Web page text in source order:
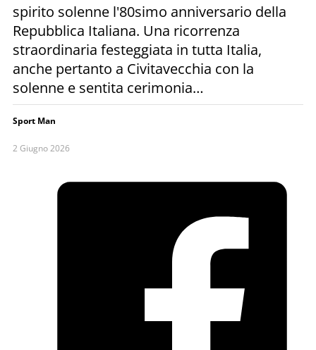
spirito solenne l'80simo anniversario della
Repubblica Italiana. Una ricorrenza
straordinaria festeggiata in tutta Italia,
anche pertanto a Civitavecchia con la
solenne e sentita cerimonia…
Sport Man
2 Giugno 2026